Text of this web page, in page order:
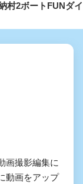
村2ボートFUNダ
画撮影編集に
動画をアップ